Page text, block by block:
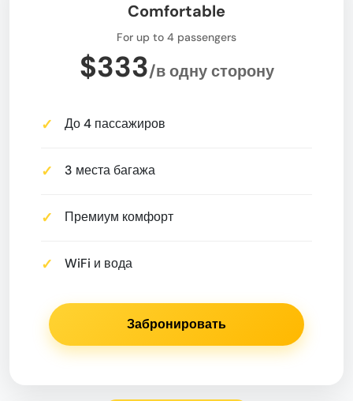
Comfortable
For up to 4 passengers
$333/в одну сторону
До 4 пассажиров
3 места багажа
Премиум комфорт
WiFi и вода
Забронировать